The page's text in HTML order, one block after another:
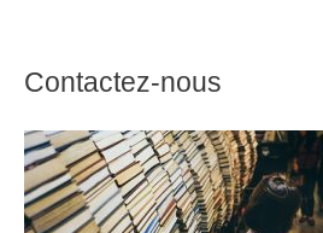
Contactez-nous